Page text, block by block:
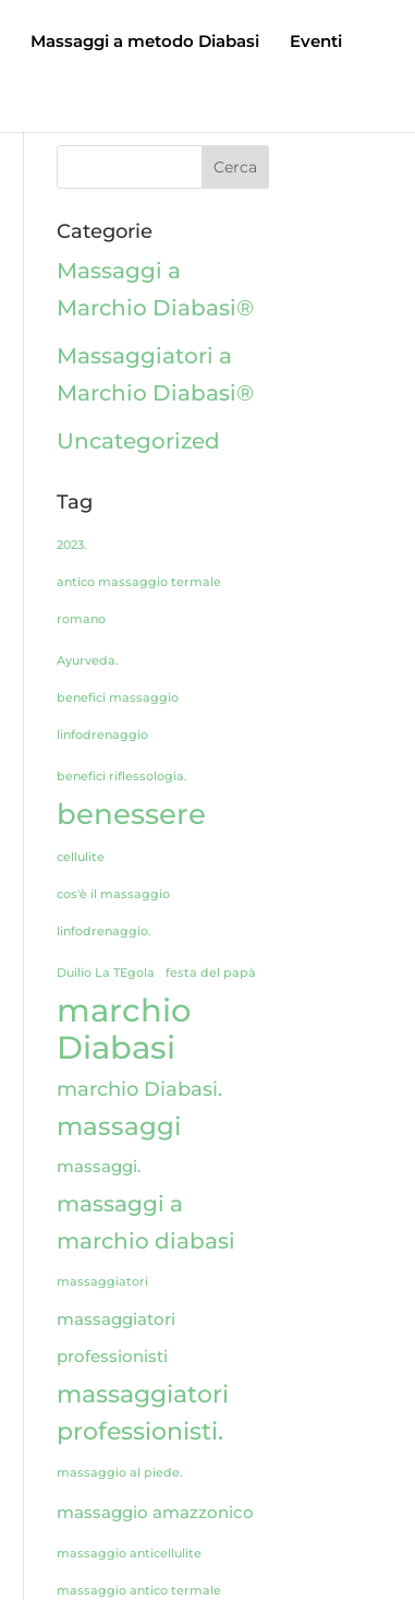
Massaggi a metodo Diabasi Eventi
Categorie
Massaggi a
Marchio Diabasi®
Massaggiatori a
Marchio Diabasi®
Uncategorized
Tag
2023.
antico massaggio termale
romano
Ayurveda.
benefici massaggio
linfodrenaggio
benefici riflessologia.
benessere
cellulite
cos'è il massaggio
linfodrenaggio.
Duilio La TEgola festa del papà
marchio
Diabasi
marchio Diabasi.
massaggi
massaggi.
massaggi a
marchio diabasi
massaggiatori
massaggiatori
professionisti
massaggiatori
professionisti.
massaggio al piede.
massaggio amazzonico
massaggio anticellulite
massaggio antico termale